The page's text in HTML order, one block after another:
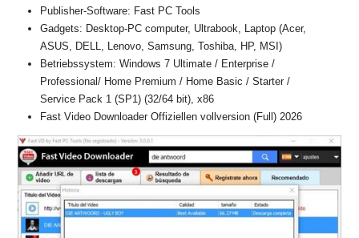
Publisher-Software: Fast PC Tools
Gadgets: Desktop-PC computer, Ultrabook, Laptop (Acer,
ASUS, DELL, Lenovo, Samsung, Toshiba, HP, MSI)
Betriebssystem: Windows 7 Ultimate / Enterprise /
Professional/ Home Premium / Home Basic / Starter /
Service Pack 1 (SP1) (32/64 bit), x86
Fast Video Downloader Offiziellen vollversion (Full) 2026